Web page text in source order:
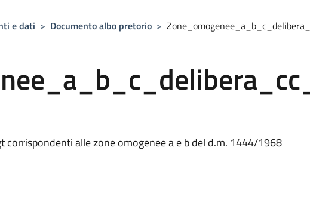
e dati > Documento albo pretorio >
corrispondenti alle zone omogenee a e b del d.m. 1444/1968